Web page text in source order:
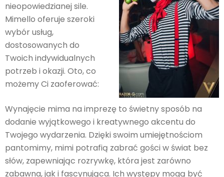
nieopowiedzianej sile.
Mimello oferuje szeroki
wybór usług,
dostosowanych do
Twoich indywidualnych
potrzeb i okazji. Oto, co
możemy Ci zaoferować:
Wynajęcie mima na imprezę to świetny sposób na
dodanie wyjątkowego i kreatywnego akcentu do
Twojego wydarzenia. Dzięki swoim umiejętnościom
pantomimy, mimi potrafią zabrać gości w świat bez
słów, zapewniając rozrywkę, która jest zarówno
zabawna, jak i fascynująca. Ich występy mogą być